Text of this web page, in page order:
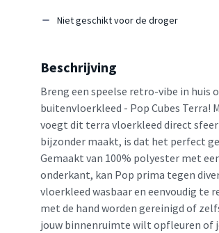
Niet geschikt voor de droger
Beschrijving
Breng een speelse retro-vibe in
buitenvloerkleed - Pop Cubes Terra!
voegt dit terra vloerkleed direct
bijzonder maakt, is dat het perfect
Gemaakt van 100% polyester met
onderkant, kan Pop prima tegen
vloerkleed wasbaar en eenvoudig te
met de hand worden gereinigd of
jouw binnenruimte wilt opfleuren